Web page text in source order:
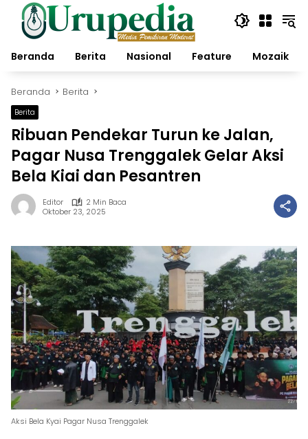
Langsung
konten
Beranda
Berita Nasional Feature Mozaik
Beranda Berita
Berita
Ribuan Pendekar Turun ke Jalan,
Pagar Nusa Trenggalek Gelar Aksi
Bela Kiai dan Pesantren
Editor
2 Min Baca
Oktober 23, 2025
Aksi Bela Kyai Pagar Nusa Trenggalek